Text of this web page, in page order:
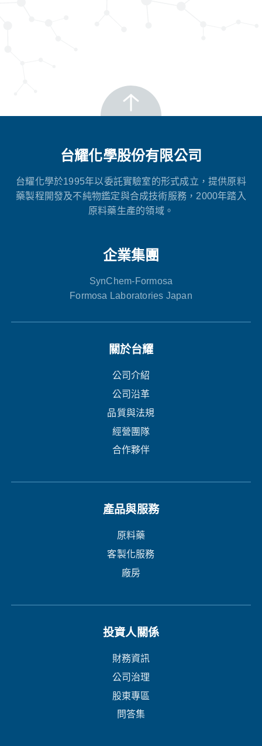
台耀化學股份有限公司
台耀化學於1995年以委託實驗室的形式成立，提供原料
藥製程開發及不純物鑑定與合成技術服務，2000年踏入
原料藥生產的領域。
企業集團
SynChem-Formosa
Formosa Laboratories Japan
關於台耀
公司介紹
公司沿革
品質與法規
經營團隊
合作夥伴
產品與服務
原料藥
客製化服務
廠房
投資人關係
財務資訊
公司治理
股東專區
問答集